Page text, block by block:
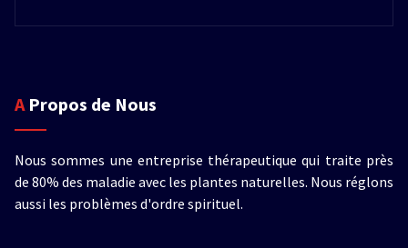
A Propos de Nous
Nous sommes une entreprise thérapeutique qui traite près
de 80% des maladie avec les plantes naturelles. Nous réglons
aussi les problèmes d'ordre spirituel.